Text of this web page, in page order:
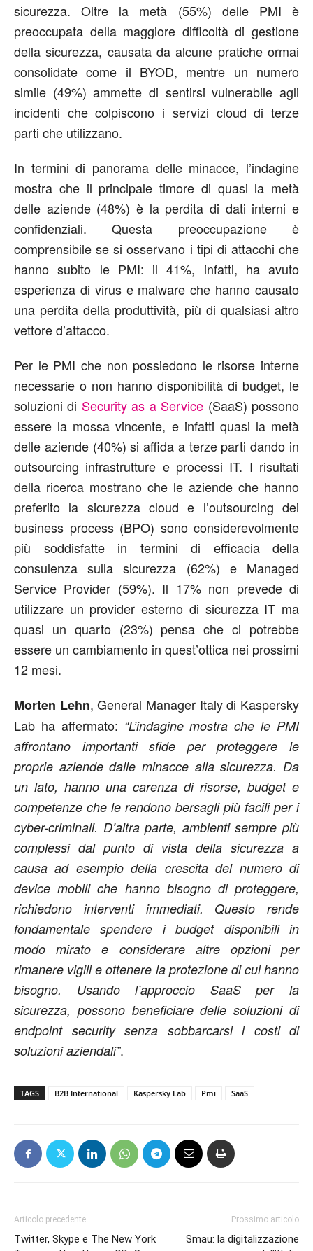
sicurezza. Oltre la metà (55%) delle PMI è
preoccupata della maggiore difficoltà di gestione
della sicurezza, causata da alcune pratiche ormai
consolidate come il BYOD, mentre un numero
simile (49%) ammette di sentirsi vulnerabile agli
incidenti che colpiscono i servizi cloud di terze
parti che utilizzano.
In termini di panorama delle minacce, l’indagine
mostra che il principale timore di quasi la metà
delle aziende (48%) è la perdita di dati interni e
confidenziali. Questa preoccupazione è
comprensibile se si osservano i tipi di attacchi che
hanno subito le PMI: il 41%, infatti, ha avuto
esperienza di virus e malware che hanno causato
una perdita della produttività, più di qualsiasi altro
vettore d’attacco.
Per le PMI che non possiedono le risorse interne
necessarie o non hanno disponibilità di budget, le
soluzioni di Security as a Service (SaaS) possono
essere la mossa vincente, e infatti quasi la metà
delle aziende (40%) si affida a terze parti dando in
outsourcing infrastrutture e processi IT. I risultati
della ricerca mostrano che le aziende che hanno
preferito la sicurezza cloud e l’outsourcing dei
business process (BPO) sono considerevolmente
più soddisfatte in termini di efficacia della
consulenza sulla sicurezza (62%) e Managed
Service Provider (59%). Il 17% non prevede di
utilizzare un provider esterno di sicurezza IT ma
quasi un quarto (23%) pensa che ci potrebbe
essere un cambiamento in quest’ottica nei prossimi
12 mesi.
Morten Lehn, General Manager Italy di Kaspersky
Lab ha affermato: “L’indagine mostra che le PMI
affrontano importanti sfide per proteggere le
proprie aziende dalle minacce alla sicurezza. Da
un lato, hanno una carenza di risorse, budget e
competenze che le rendono bersagli più facili per i
cyber-criminali. D’altra parte, ambienti sempre più
complessi dal punto di vista della sicurezza a
causa ad esempio della crescita del numero di
device mobili che hanno bisogno di proteggere,
richiedono interventi immediati. Questo rende
fondamentale spendere i budget disponibili in
modo mirato e considerare altre opzioni per
rimanere vigili e ottenere la protezione di cui hanno
bisogno. Usando l’approccio SaaS per la
sicurezza, possono beneficiare delle soluzioni di
endpoint security senza sobbarcarsi i costi di
soluzioni aziendali”.
TAGS B2B International Kaspersky Lab Pmi SaaS
Articolo precedente
Twitter, Skype e The New York
Prossimo articolo
Smau: la digitalizzazione